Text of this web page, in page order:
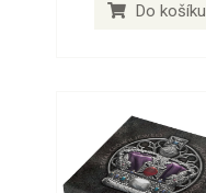
Do košíku